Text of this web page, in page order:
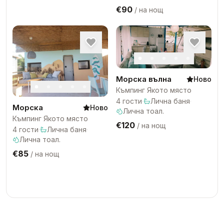
€90 / на нощ
Морска
Ново
Къмпинг Якото място
4 гости· Лична баня·
Лична тоал.
€85 / на нощ
Морска вълна
Ново
Къмпинг Якото място
4 гости· Лична баня·
Лична тоал.
€120 / на нощ